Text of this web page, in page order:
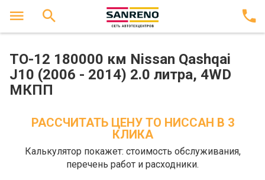
ТО-12 180000 км Nissan Qashqai
J10 (2006 - 2014) 2.0 литра, 4WD
МКПП
РАССЧИТАТЬ ЦЕНУ ТО НИССАН В 3
КЛИКА
Калькулятор покажет: стоимость обслуживания,
перечень работ и расходники.